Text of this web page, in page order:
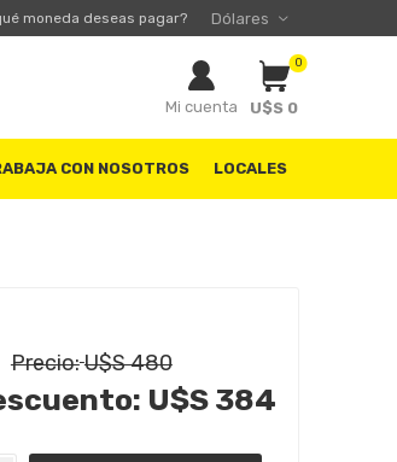
moneda deseas pagar?
Mi cuenta
0
U$S 0
CON NOSOTROS LOCALES
Precio:U$S 480
U$S 384